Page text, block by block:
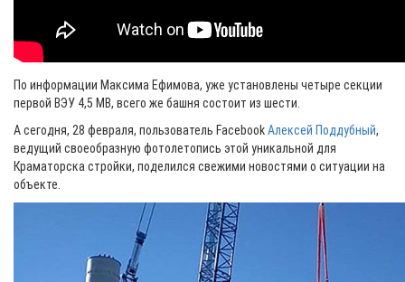
По информации Максима Ефимова, уже установлены четыре секции
первой ВЭУ 4,5 МВ, всего же башня состоит из шести.
А сегодня, 28 февраля, пользователь FacebookАлексей Поддубный,
ведущий своеобразную фотолетопись этой уникальной для
Краматорска стройки, поделился свежими новостями о ситуации на
объекте.